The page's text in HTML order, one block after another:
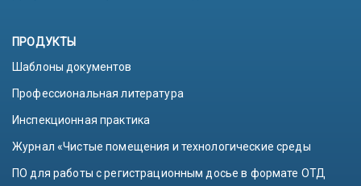
ПРОДУКТЫ
Шаблоны документов
Профессиональная литература
Инспекционная практика
Журнал «Чистые помещения и технологические среды
ПО для работы с регистрационным досье в формате ОТД